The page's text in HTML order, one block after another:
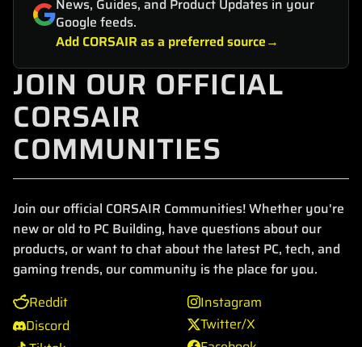
News, Guides, and Product Updates in your
Google feeds.
Add CORSAIR as a preferred source
JOIN OUR OFFICIAL
CORSAIR
COMMUNITIES
Join our official CORSAIR Communities! Whether you're
new or old to PC Building, have questions about our
products, or want to chat about the latest PC, tech, and
gaming trends, our community is the place for you.
Reddit
Discord
Instagram
Twitter/X